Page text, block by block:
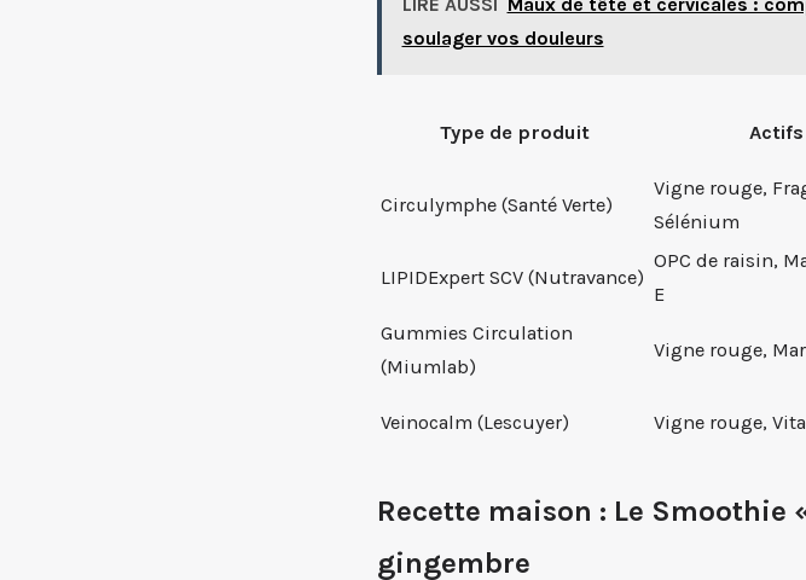
soulager vos douleurs
Type de produit
Circulymphe (Santé Verte)
Vigne rouge,
Sélénium
LIPIDExpert SCV (Nutravance)
OPC de raisin,
E
Gummies Circulation
(Miumlab)
Vigne rouge,
Veinocalm (Lescuyer) Vigne rouge,
Recette maison : Le Smoothie
gingembre